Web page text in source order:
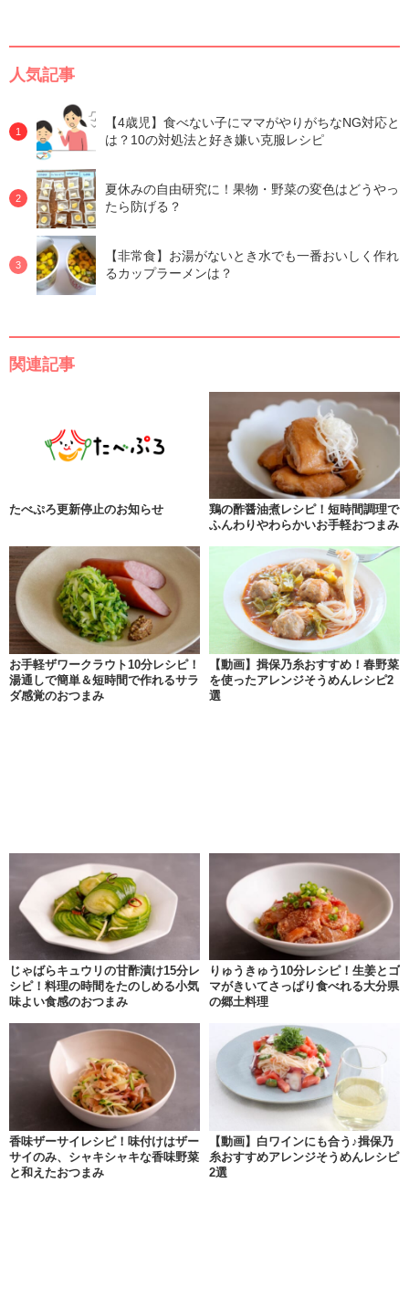
人気記事
【4歳児】食べない子にママがやりがちなNG対応と
は？10の対処法と好き嫌い克服レシピ
夏休みの自由研究に！果物・野菜の変色はどうやっ
たら防げる？
【非常食】お湯がないとき水でも一番おいしく作れ
るカップラーメンは？
関連記事
たべぷろ更新停止のお知らせ
鶏の酢醤油煮レシピ！短時間調理で
ふんわりやわらかいお手軽おつまみ
お手軽ザワークラウト10分レシピ！
湯通しで簡単＆短時間で作れるサラ
ダ感覚のおつまみ
【動画】揖保乃糸おすすめ！春野菜
を使ったアレンジそうめんレシピ2
選
じゃばらキュウリの甘酢漬け15分レ
シピ！料理の時間をたのしめる小気
味よい食感のおつまみ
りゅうきゅう10分レシピ！生姜とゴ
マがきいてさっぱり食べれる大分県
の郷土料理
香味ザーサイレシピ！味付けはザー
サイのみ、シャキシャキな香味野菜
と和えたおつまみ
【動画】白ワインにも合う♪揖保乃
糸おすすめアレンジそうめんレシピ
2選